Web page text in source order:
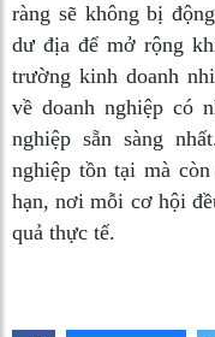
ràng sẽ không bị
dư địa để mở rộng
trường kinh doanh
về doanh nghiệp có
nghiệp sẵn sàng
nghiệp tồn tại mà
hạn, nơi mỗi cơ hội
quả thực tế.